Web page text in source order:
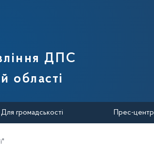
України
ДПС
області
Для громадськості Прес-центр